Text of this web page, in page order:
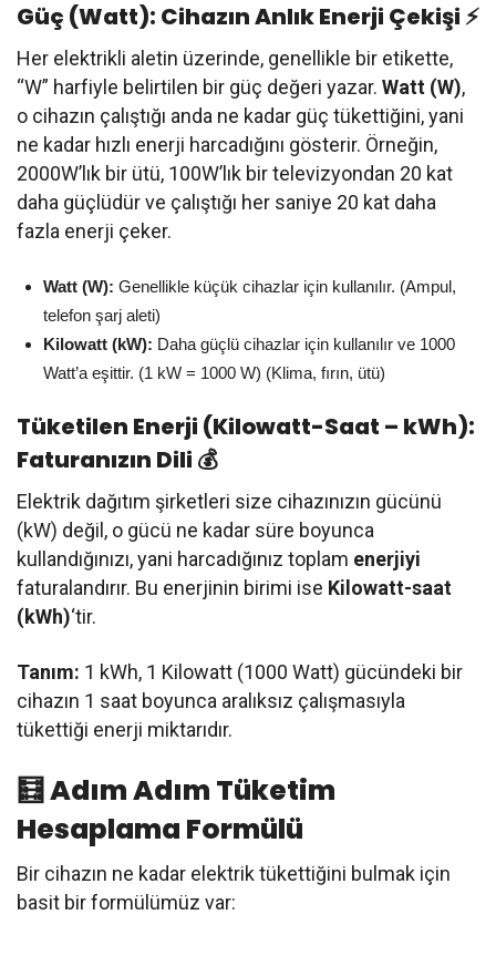
Güç (Watt): Cihazın Anlık Enerji Çekişi ⚡
Her elektrikli aletin üzerinde, genellikle bir etikette,
“W” harfiyle belirtilen bir güç değeri yazar. Watt (W),
o cihazın çalıştığı anda ne kadar güç tükettiğini, yani
ne kadar hızlı enerji harcadığını gösterir. Örneğin,
2000W’lık bir ütü, 100W’lık bir televizyondan 20 kat
daha güçlüdür ve çalıştığı her saniye 20 kat daha
fazla enerji çeker.
Watt (W): Genellikle küçük cihazlar için kullanılır. (Ampul,
telefon şarj aleti)
Kilowatt (kW): Daha güçlü cihazlar için kullanılır ve 1000
Watt’a eşittir. (1 kW = 1000 W) (Klima, fırın, ütü)
Tüketilen Enerji (Kilowatt-Saat – kWh):
Faturanızın Dili 💰
Elektrik dağıtım şirketleri size cihazınızın gücünü
(kW) değil, o gücü ne kadar süre boyunca
kullandığınızı, yani harcadığınız toplam enerjiyi
faturalandırır. Bu enerjinin birimi ise Kilowatt-saat
(kWh)‘tir.
Tanım: 1 kWh, 1 Kilowatt (1000 Watt) gücündeki bir
cihazın 1 saat boyunca aralıksız çalışmasıyla
tükettiği enerji miktarıdır.
🧮 Adım Adım Tüketim
Hesaplama Formülü
Bir cihazın ne kadar elektrik tükettiğini bulmak için
basit bir formülümüz var: